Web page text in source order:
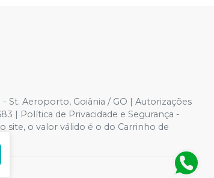
- St. Aeroporto, Goiânia / GO | Autorizações
| Política de Privacidade e Segurança -
site, o valor válido é o do Carrinho de